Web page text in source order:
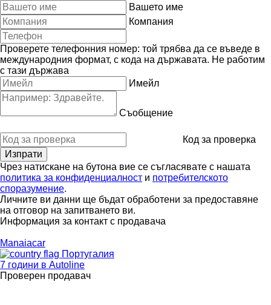
Вашето име
Компания
Проверете телефонния номер: той трябва да се въведе в
международния формат, с кода на държавата. Не работим
с тази държава
Имейл
Съобщение
Код за проверка
Чрез натискане на бутона вие се съгласявате с нашата
политика за конфиденциалност и потребителското
споразумение.
Личните ви данни ще бъдат обработени за предоставяне
на отговор на запитването ви.
Информация за контакт с продавача
Manaiacar
Португалия
7 години в Autoline
Проверен продавач